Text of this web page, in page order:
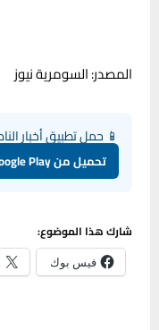
المصدر: السومرية نيوز
📱 حمل تطبيق أخبار
تحميل من Google Play
شارك هذا الموضوع:
فيس بوك